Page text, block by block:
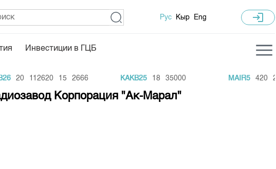
Итоги последних торгов
Общая информация
Рус Кыр Eng login
Инвестиции в ГЦБ
20 112620 15 2666 KAKB25 18 35000 MAIR5 420
Корпорация "Ак-Марал"